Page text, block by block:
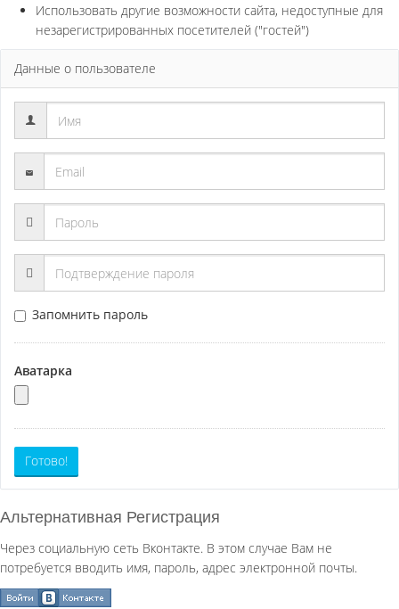
Использовать другие возможности сайта, недоступные для
незарегистрированных посетителей ("гостей")
Данные о пользователе
Запомнить пароль
Аватарка
Готово!
Альтернативная Регистрация
Через социальную сеть Вконтакте. В этом случае Вам не
потребуется вводить имя, пароль, адрес электронной почты.